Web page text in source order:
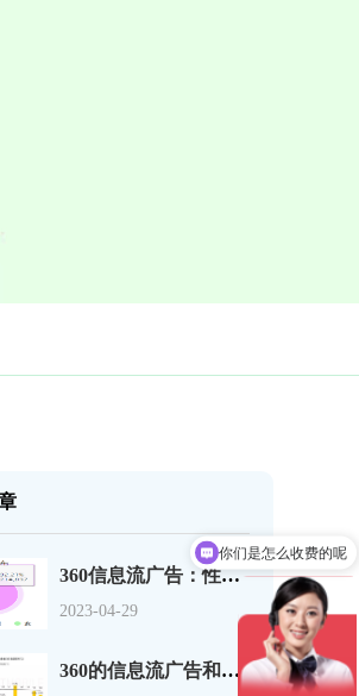
360信息流广告：性别、年龄、地域，你真
2023-04-29
360的信息流广告和搜索推广简单的介绍您
你们是怎么收费的呢